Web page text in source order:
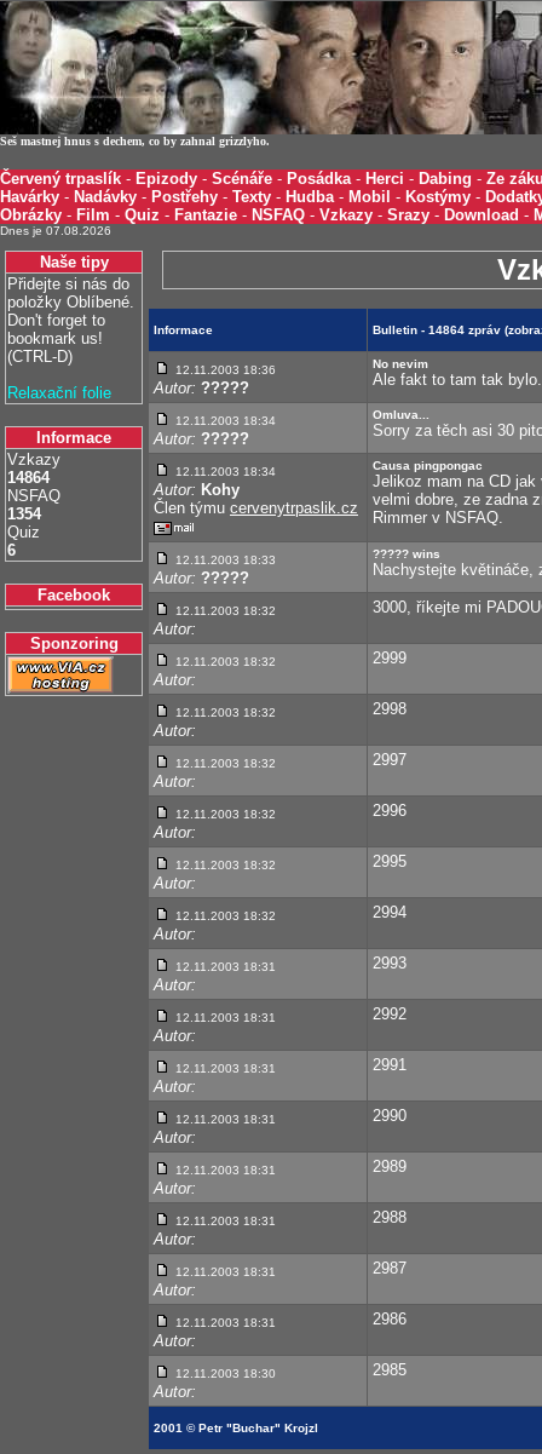
Seš mastnej hnus s dechem, co by zahnal grizzlyho.
Červený trpaslík - Epizody - Scénáře - Posádka- Herci - Dabing - Ze
Havárky - Nadávky - Postřehy - Texty - Hudba- Mobil - Kostýmy -
Obrázky - Film - Quiz - Fantazie - NSFAQ - Vzkazy - Srazy - Download -
Dnes je 07.08.2026
Naše tipy
Přidejte si nás do
položky Oblíbené.
Don't forget to
bookmark us!
(CTRL-D)
Relaxační folie
Informace
Vzkazy
14864
NSFAQ
1354
Quiz
6
Facebook
Sponzoring
Informace Bulletin - 14864 zpráv
12.11.2003 18:36
Autor: ?????
No nevim
Ale fakt to tam tak
12.11.2003 18:34
Autor: ?????
Omluva...
Sorry za těch asi 30
12.11.2003 18:34
Autor: Kohy
Člen týmu cervenytrpaslik.cz
Causa pingpongac
Jelikoz mam na CD
velmi dobre, ze zadna
Rimmer v NSFAQ.
12.11.2003 18:33
Autor: ?????
????? wins
Nachystejte
12.11.2003 18:32
Autor:
3000, říkejte mi
12.11.2003 18:32
Autor:
2999
12.11.2003 18:32
Autor:
2998
12.11.2003 18:32
Autor:
2997
12.11.2003 18:32
Autor:
2996
12.11.2003 18:32
Autor:
2995
12.11.2003 18:32
Autor:
2994
12.11.2003 18:31
Autor:
2993
12.11.2003 18:31
Autor:
2992
12.11.2003 18:31
Autor:
2991
12.11.2003 18:31
Autor:
2990
12.11.2003 18:31
Autor:
2989
12.11.2003 18:31
Autor:
2988
12.11.2003 18:31
Autor:
2987
12.11.2003 18:31
Autor:
2986
12.11.2003 18:30
Autor:
2985
2001 © Petr "Buchar" Krojzl